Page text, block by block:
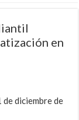
en
de diciembre de